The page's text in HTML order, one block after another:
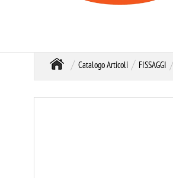
Catalogo Articoli FISSAGGI